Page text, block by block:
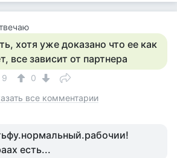
хотя уже доказано что ее как
все зависит от партнера
9
0
все комментарии
есть...